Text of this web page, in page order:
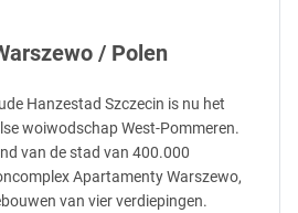
/ Polen
Hanzestad Szczecin is nu het
woiwodschap West-Pommeren.
van de stad van 400.000
Apartamenty Warszewo,
van vier verdiepingen.